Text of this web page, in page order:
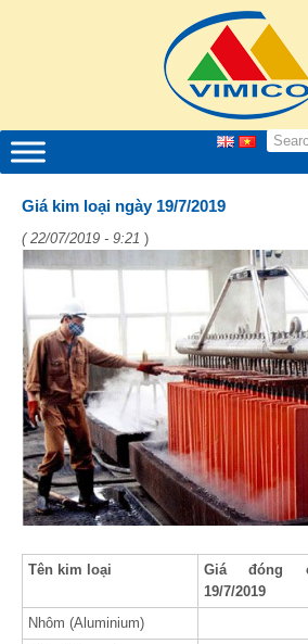
Giá kim loại ngày 19/7/2019
( 22/07/2019 - 9:21 )
Tên kim loại
Giá đóng
19/7/2019
Nhôm (Aluminium)